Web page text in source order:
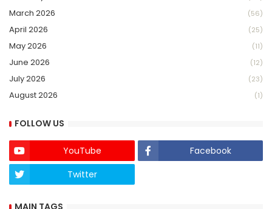
March 2026 (56)
April 2026 (25)
May 2026 (11)
June 2026 (12)
July 2026 (23)
August 2026 (1)
FOLLOW US
YouTube
Facebook
Twitter